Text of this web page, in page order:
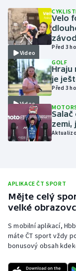
Judo
Krasobruslení
Lezení
Lyže a
Moderní pětiboj
Motorsport
Parasport
Plavání
Plážový volejbal
Ragby
Video
Velo
Před 3
Video
GOLF
Hraju
je
Před 3
zemi,
APLIKACE ČT SPORT
Mějte celý
velké
S mobilní aplikací,
máte ČT sport vždy
bonusový obsah